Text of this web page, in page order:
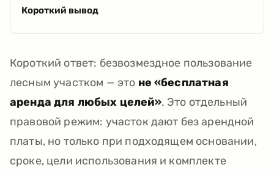
Короткий вывод
Короткий ответ: безвозмездное пользование
лесным участком — это не «бесплатная
аренда для любых целей». Это отдельный
правовой режим: участок дают без арендной
платы, но только при подходящем основании,
сроке, цели использования и комплекте